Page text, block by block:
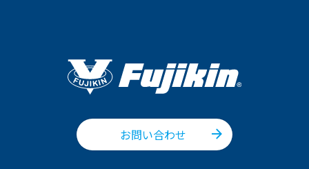
お問い合わせ